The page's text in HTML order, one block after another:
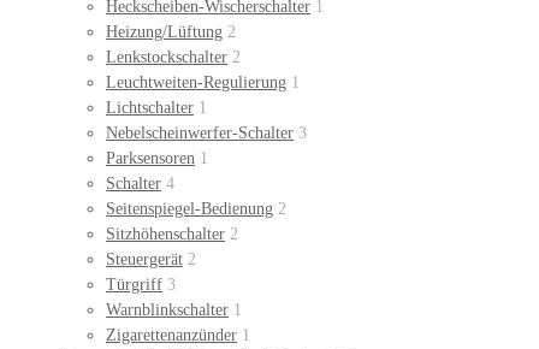
Heckscheiben-Wischerschalter 1
Heizung/Lüftung 2
Lenkstockschalter 2
Leuchtweiten-Regulierung 1
Lichtschalter 1
Nebelscheinwerfer-Schalter 3
Parksensoren 1
Schalter 4
Seitenspiegel-Bedienung 2
Sitzhöhenschalter 2
Steuergerät 2
Türgriff 3
Warnblinkschalter 1
Zigarettenanzünder 1